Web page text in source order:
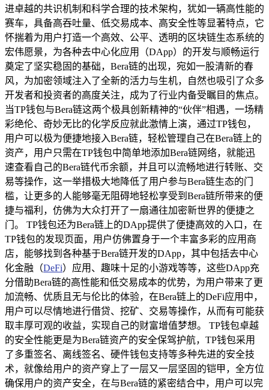
进卓越的共识机制和科学合理的技术架构，犹如一辆高性能的
赛车，具备高吞吐量、低交易成本、高安全性等显著特点，它
怀揣着为用户打造一个高效、公平、透明的区块链生态系统的
宏伟愿景，为各种去中心化应用（DApp）的开发与顺畅运行
奠定了坚实稳固的基础，Bera链的出现，宛如一股清新的春
风，为加密领域注入了全新的活力与生机，自然也吸引了众多
开发者和投资者的高度关注，成为了行业内备受瞩目的焦点。
当TP钱包与Bera链这两个极具创新精神的“伙伴”相遇，一场精
彩绝伦、奇妙无比的化学反应就此激情上演，通过TP钱包，
用户可以极为便捷地接入Bera链，轻松管理自己在Bera链上的
资产，用户只需在TP钱包中简单地添加Bera链网络，就能迅
速查看自己的Bera链代币余额，并且可以流畅地进行转账、交
易等操作，这一举措极大地降低了用户参与Bera链生态的门
槛，让更多的人能够毫无阻碍地轻松享受到Bera链所带来的便
捷与福利，仿佛为大众打开了一扇通往加密新世界的便捷之
门。 TP钱包还为Bera链上的DApp提供了便捷高效的入口，在
TP钱包的发现页面，用户仿佛置身于一个丰富多彩的应用商
店，能够找到各种基于Bera链开发的DApp，其中包括去中心
化金融（DeFi）应用、趣味十足的小游戏等等，这些DApp充
分借助Bera链的高性能和低交易成本的优势，为用户带来了更
加流畅、优质且无与伦比的体验，在Bera链上的DeFi应用中，
用户可以尽情地进行借贷、挖矿、交易等操作，从而有可能获
取丰厚可观的收益，实现自己的财富增值梦想。 TP钱包卓越
的安全性能更是为Bera链资产的安全保驾护航，TP钱包采用
了多重签名、离线签名、硬件钱包支持等多种先进的安全技
术，就像给用户的资产穿上了一层又一层坚固的铠甲，全方位
确保用户的资产安全，在与Bera链的紧密结合中，用户可以完